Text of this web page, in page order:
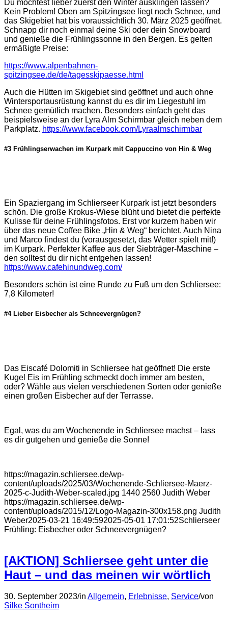
Du möchtest lieber zuerst den Winter ausklingen lassen?
Kein Problem! Oben am Spitzingsee liegt noch Schnee, und
das Skigebiet hat bis voraussichtlich 30. März 2025 geöffnet.
Schnapp dir noch einmal deine Ski oder dein Snowboard
und genieße die Frühlingssonne in den Bergen. Es gelten
ermäßigte Preise:
https://www.alpenbahnen-
spitzingsee.de/de/tagesskipaesse.html
Auch die Hütten im Skigebiet sind geöffnet und auch ohne
Wintersportausrüstung kannst du es dir im Liegestuhl im
Schnee gemütlich machen. Besonders einfach geht das
beispielsweise an der Lyra Alm Schirmbar gleich neben dem
Parkplatz. https://www.facebook.com/Lyraalmschirmbar
#3 Frühlingserwachen im Kurpark mit Cappuccino von Hin & Weg
Ein Spaziergang im Schlierseer Kurpark ist jetzt besonders
schön. Die große Krokus-Wiese blüht und bietet die perfekte
Kulisse für deine Frühlingsfotos. Erst vor kurzem haben wir
über das neue Coffee Bike „Hin & Weg“ berichtet. Auch Nina
und Marco findest du (vorausgesetzt, das Wetter spielt mit!)
im Kurpark. Perfekter Kaffee aus der Siebträger-Maschine –
den solltest du dir nicht entgehen lassen!
https://www.cafehinundweg.com/
Besonders schön ist eine Runde zu Fuß um den Schliersee:
7,8 Kilometer!
#4 Lieber Eisbecher als Schneevergnügen?
Das Eiscafé Dolomiti in Schliersee hat geöffnet! Die erste
Kugel Eis im Frühling schmeckt doch immer am besten,
oder? Wähle aus vielen verschiedenen Sorten oder genieße
einen großen Eisbecher auf der Terrasse.
Egal, was du am Wochenende in Schliersee machst – lass
es dir gutgehen und genieße die Sonne!
https://magazin.schliersee.de/wp-
content/uploads/2025/03/Wochenende-Schliersee-Maerz-
2025-c-Judith-Weber-scaled.jpg 1440 2560 Judith Weber
https://magazin.schliersee.de/wp-
content/uploads/2015/12/Logo-Magazin-300x158.png Judith
Weber2025-03-21 16:49:592025-05-01 17:01:52Schlierseer
Frühling: Eisbecher oder Schneevergnügen?
[AKTION] Schliersee geht unter die
Haut – und das meinen wir wörtlich
30. September 2023/in Allgemein, Erlebnisse, Service/von
Silke Sontheim